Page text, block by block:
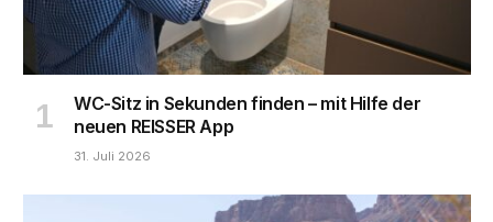
WC-Sitz in Sekunden finden – mit Hilfe der
neuen REISSER App
31. Juli 2026